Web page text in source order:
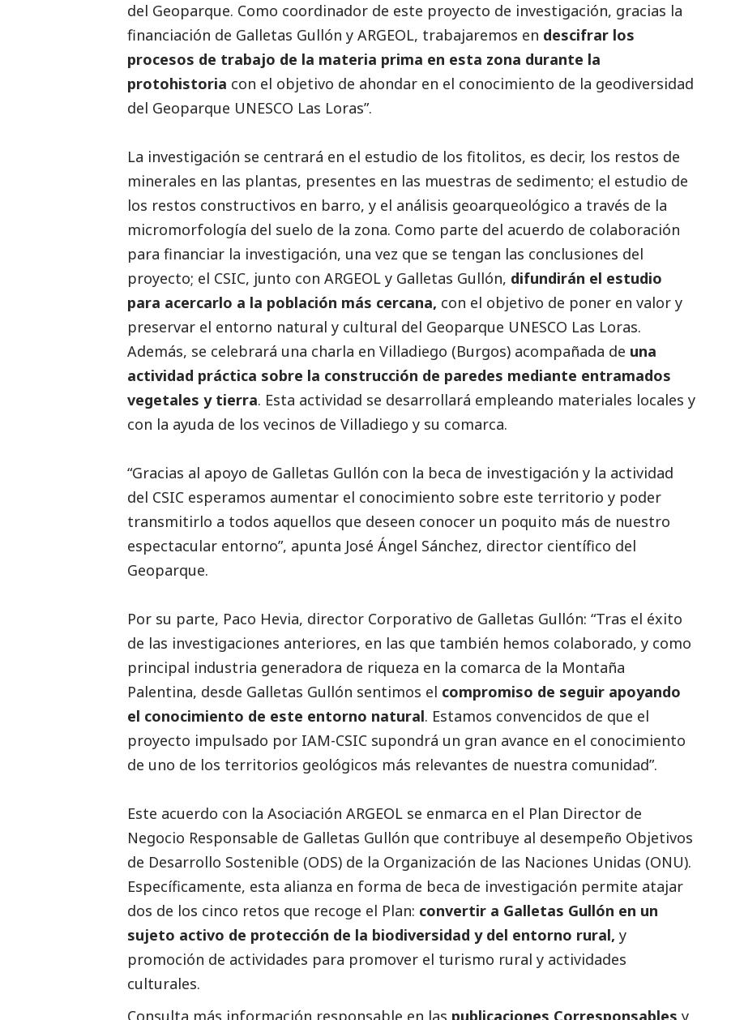
del Geoparque. Como coordinador de este proyecto de investigación, gracias la
financiación de Galletas Gullón y ARGEOL, trabajaremos en descifrar los
procesos de trabajo de la materia prima en esta zona durante la
protohistoria con el objetivo de ahondar en el conocimiento de la geodiversidad
del Geoparque UNESCO Las Loras”.
La investigación se centrará en el estudio de los fitolitos, es decir, los restos de
minerales en las plantas, presentes en las muestras de sedimento; el estudio de
los restos constructivos en barro, y el análisis geoarqueológico a través de la
micromorfología del suelo de la zona. Como parte del acuerdo de colaboración
para financiar la investigación, una vez que se tengan las conclusiones del
proyecto; el CSIC, junto con ARGEOL y Galletas Gullón, difundirán el estudio
para acercarlo a la población más cercana, con el objetivo de poner en valor y
preservar el entorno natural y cultural del Geoparque UNESCO Las Loras.
Además, se celebrará una charla en Villadiego (Burgos) acompañada de una
actividad práctica sobre la construcción de paredes mediante entramados
vegetales y tierra. Esta actividad se desarrollará empleando materiales locales y
con la ayuda de los vecinos de Villadiego y su comarca.
“Gracias al apoyo de Galletas Gullón con la beca de investigación y la actividad
del CSIC esperamos aumentar el conocimiento sobre este territorio y poder
transmitirlo a todos aquellos que deseen conocer un poquito más de nuestro
espectacular entorno”, apunta José Ángel Sánchez, director científico del
Geoparque.
Por su parte, Paco Hevia, director Corporativo de Galletas Gullón: “Tras el éxito
de las investigaciones anteriores, en las que también hemos colaborado, y como
principal industria generadora de riqueza en la comarca de la Montaña
Palentina, desde Galletas Gullón sentimos el compromiso de seguir apoyando
el conocimiento de este entorno natural. Estamos convencidos de que el
proyecto impulsado por IAM-CSIC supondrá un gran avance en el conocimiento
de uno de los territorios geológicos más relevantes de nuestra comunidad”.
Este acuerdo con la Asociación ARGEOL se enmarca en el Plan Director de
Negocio Responsable de Galletas Gullón que contribuye al desempeño Objetivos
de Desarrollo Sostenible (ODS) de la Organización de las Naciones Unidas (ONU).
Específicamente, esta alianza en forma de beca de investigación permite atajar
dos de los cinco retos que recoge el Plan: convertir a Galletas Gullón en un
sujeto activo de protección de la biodiversidad y del entorno rural, y
promoción de actividades para promover el turismo rural y actividades
culturales.